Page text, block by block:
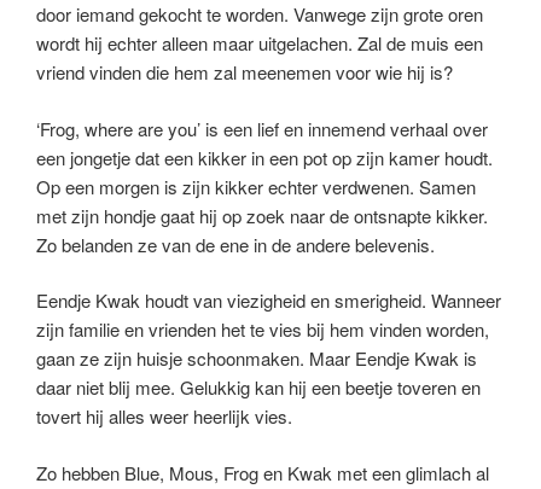
door iemand gekocht te worden. Vanwege zijn grote oren
wordt hij echter alleen maar uitgelachen. Zal de muis een
vriend vinden die hem zal meenemen voor wie hij is?
‘Frog, where are you’ is een lief en innemend verhaal over
een jongetje dat een kikker in een pot op zijn kamer houdt.
Op een morgen is zijn kikker echter verdwenen. Samen
met zijn hondje gaat hij op zoek naar de ontsnapte kikker.
Zo belanden ze van de ene in de andere belevenis.
Eendje Kwak houdt van viezigheid en smerigheid. Wanneer
zijn familie en vrienden het te vies bij hem vinden worden,
gaan ze zijn huisje schoonmaken. Maar Eendje Kwak is
daar niet blij mee. Gelukkig kan hij een beetje toveren en
tovert hij alles weer heerlijk vies.
Zo hebben Blue, Mous, Frog en Kwak met een glimlach al